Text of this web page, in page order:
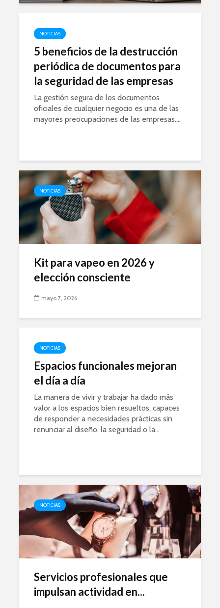
NOTICIAS
5 beneficios de la destrucción
periódica de documentos para
la seguridad de las empresas
La gestión segura de los documentos
oficiales de cualquier negocio es una de las
mayores preocupaciones de las empresas....
NOTICIAS
Kit para vapeo en 2026 y
elección consciente
mayo 7, 2026
NOTICIAS
Espacios funcionales mejoran
el día a día
La manera de vivir y trabajar ha dado más
valor a los espacios bien resueltos, capaces
de responder a necesidades prácticas sin
renunciar al diseño, la seguridad o la...
NOTICIAS
Servicios profesionales que
impulsan actividad en...